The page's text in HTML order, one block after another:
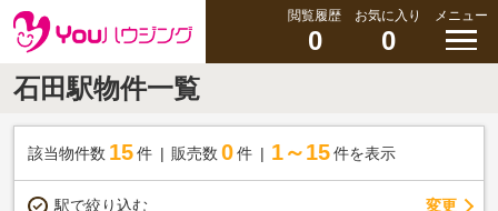
閲覧履歴
0
お気に入り
0
メニュー
石田駅物件一覧
該当物件数 15件 販売数 0 件 1～15 件を表示
駅で絞り込む 変更